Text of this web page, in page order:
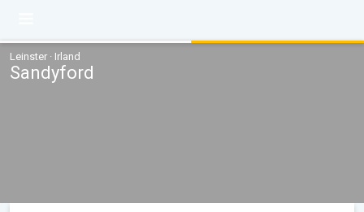
Leinster · Irland
Sandyford